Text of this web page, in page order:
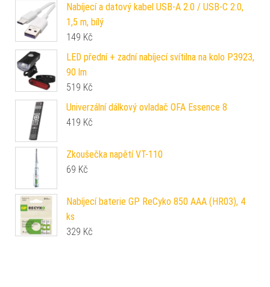
Nabíjecí a datový kabel USB-A 2.0 / USB-C 2.0,
1,5 m, bílý
149 Kč
LED přední + zadní nabíjecí svítilna na kolo P3923,
90 lm
519 Kč
Univerzální dálkový ovladač OFA Essence 8
419 Kč
Zkoušečka napětí VT-110
69 Kč
Nabíjecí baterie GP ReCyko 850 AAA (HR03), 4
ks
329 Kč